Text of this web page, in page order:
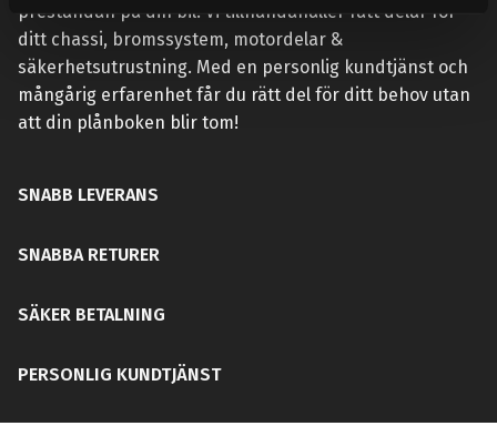
prestandan på din bil. Vi tillhandahåller rätt delar för
ditt chassi, bromssystem, motordelar &
säkerhetsutrustning. Med en personlig kundtjänst och
mångårig erfarenhet får du rätt del för ditt behov utan
att din plånboken blir tom!
SNABB LEVERANS
SNABBA RETURER
SÄKER BETALNING
PERSONLIG KUNDTJÄNST